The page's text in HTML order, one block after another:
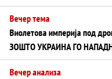
Вечер тема
Виолетова империја под
ЗОШТО УКРАИНА ГО
WILDBERRIES
Вечер анализа